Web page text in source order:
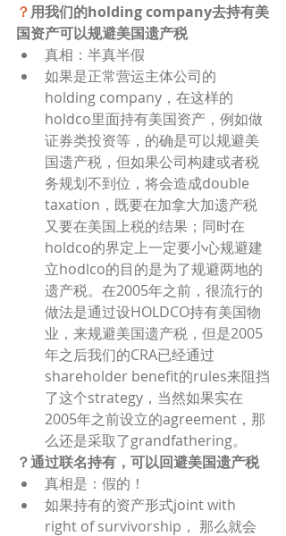
？用我们的holding company去持有美
国资产可以规避美国遗产税
真相：半真半假
如果是正常营运主体公司的
holding company，在这样的
holdco里面持有美国资产，例如做
证券类投资等，的确是可以规避美
国遗产税，但如果公司构建或者税
务规划不到位，将会造成double
taxation，既要在加拿大加遗产税
又要在美国上税的结果；同时在
holdco的界定上一定要小心规避建
立hodlco的目的是为了规避两地的
遗产税。在2005年之前，很流行的
做法是通过设HOLDCO持有美国物
业，来规避美国遗产税，但是2005
年之后我们的CRA已经通过
shareholder benefit的rules来阻挡
了这个strategy，当然如果实在
2005年之前设立的agreement，那
么还是采取了grandfathering。
？通过联名持有，可以回避美国遗产税
真相是：假的！
如果持有的资产形式joint with
right of survivorship， 那么就会